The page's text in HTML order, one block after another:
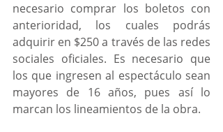
necesario comprar los boletos con
anterioridad, los cuales podrás
adquirir en $250 a través de las redes
sociales oficiales. Es necesario que
los que ingresen al espectáculo sean
mayores de 16 años, pues así lo
marcan los lineamientos de la obra.